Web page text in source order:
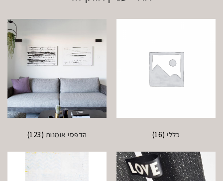
כללי (16) הדפסי אומנות (123)